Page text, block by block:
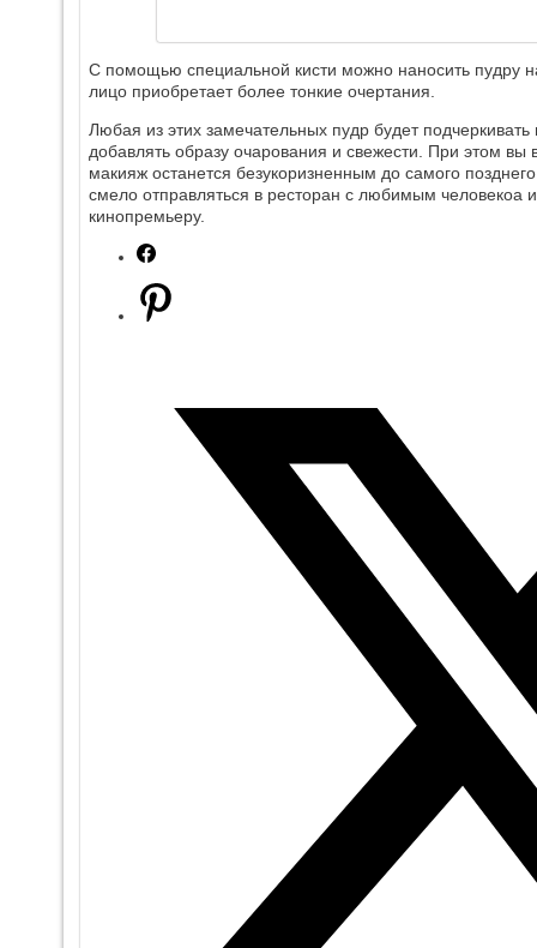
С помощью специальной кисти можно наносить пудру
лицо приобретает более тонкие очертания.
Любая из этих замечательных пудр будет
добавлять образу очарования и свежести. При этом
макияж останется безукоризненным до самого
смело отправляться в ресторан с любимым человекоа
кинопремьеру.